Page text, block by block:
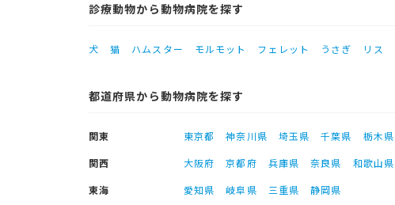
診療動物から動物病院を探す
犬 猫 ハムスター モルモット フェレット うさぎ リス
都道府県から動物病院を探す
関東 東京都 神奈川県 埼玉県 千葉県 栃木県
関西
大阪府 京都府 兵庫県 奈良県 和歌山県
東海
愛知県 岐阜県 三重県
静岡県